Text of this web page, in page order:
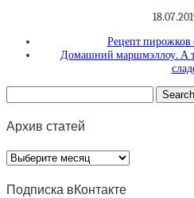
Рецепт пирожков
Домашний маршмэллоу. А
Архив статей
Архив
статей
Подписка вКонтакте